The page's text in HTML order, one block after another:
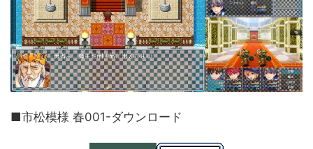
■市松模様 春001-ダウンロード